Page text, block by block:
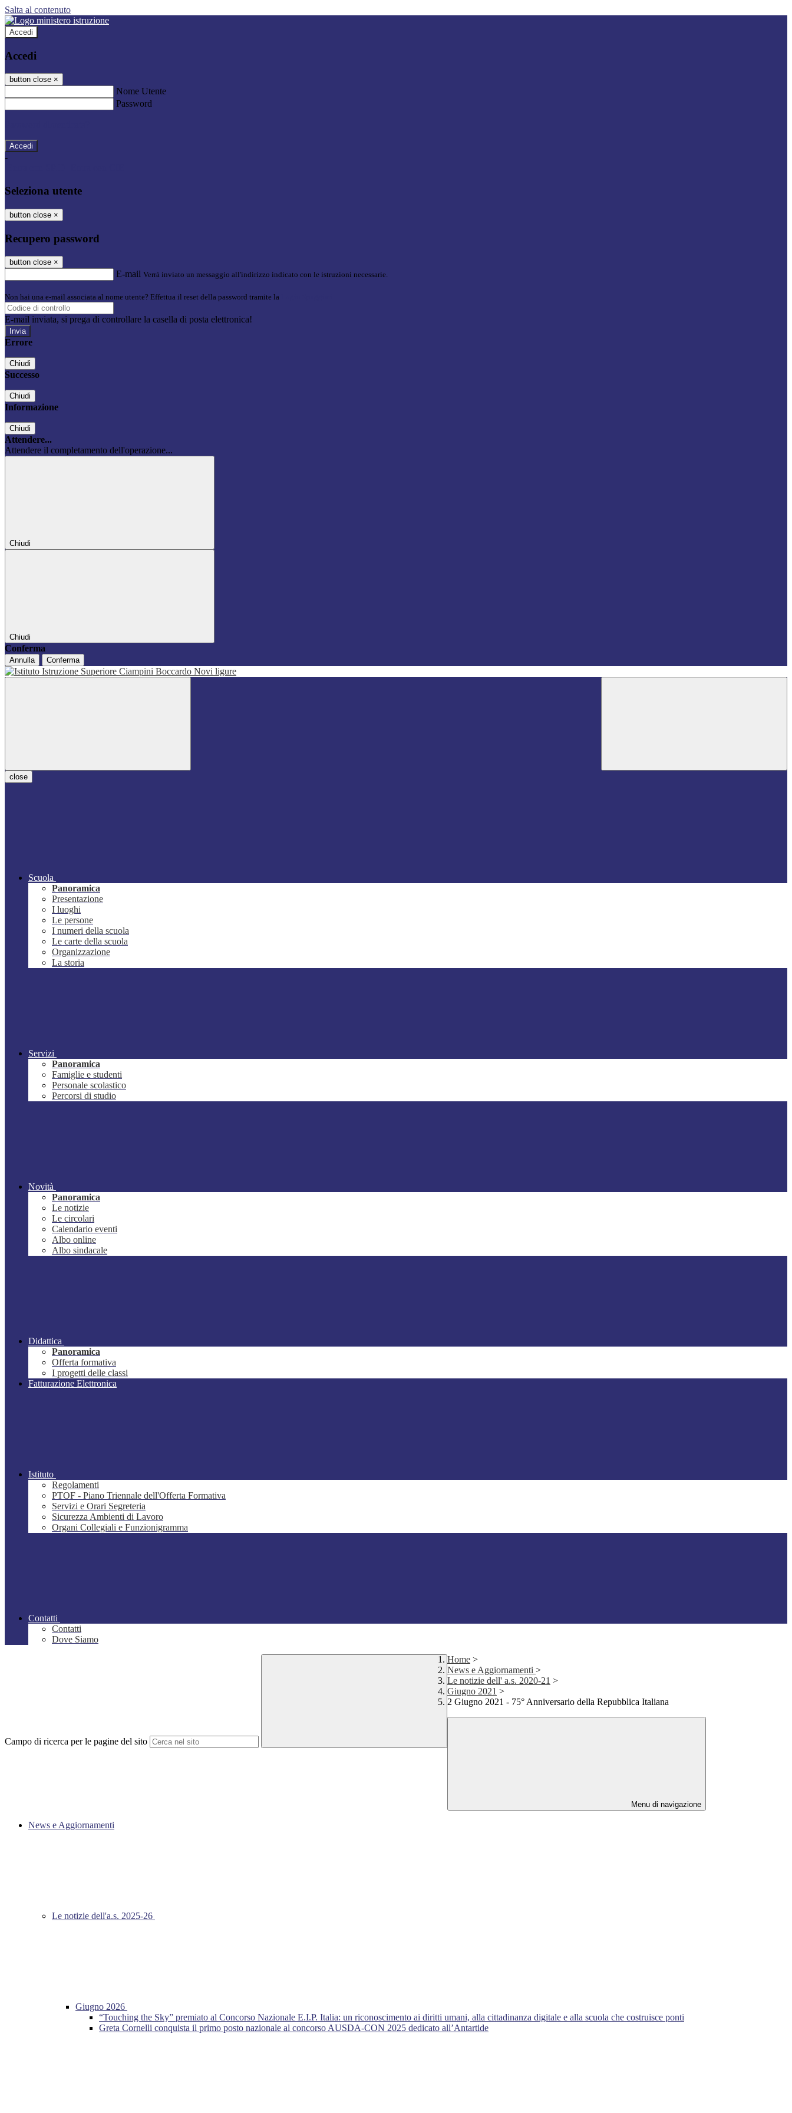
Salta al contenuto
Accedi
Accedi
button close ×
Nome Utente
Password
-
Seleziona utente
button close ×
Recupero password
button close ×
E-mail Verrà inviato un messaggio all'indirizzo indicato con le istruzioni necessarie.
Non hai una e-mail associata al nome utente? Effettua il reset della password tramite la
E-mail inviata, si prega di controllare la casella di posta elettronica!
Errore
Chiudi
Successo
Chiudi
Informazione
Chiudi
Attendere...
Attendere il completamento dell'operazione...
Chiudi
Chiudi
Conferma
Annulla Conferma
close
Scuola
Panoramica
Presentazione
I luoghi
Le persone
I numeri della scuola
Le carte della scuola
Organizzazione
La storia
Servizi
Panoramica
Famiglie e studenti
Personale scolastico
Percorsi di studio
Novità
Panoramica
Le notizie
Le circolari
Calendario eventi
Albo online
Albo sindacale
Didattica
Panoramica
Offerta formativa
I progetti delle classi
Fatturazione Elettronica
Istituto
Regolamenti
PTOF - Piano Triennale dell'Offerta Formativa
Servizi e Orari Segreteria
Sicurezza Ambienti di Lavoro
Organi Collegiali e Funzionigramma
Contatti
Contatti
Dove Siamo
Campo di ricerca per le pagine del sito
Home >
News e Aggiornamenti >
Le notizie dell' a.s. 2020-21 >
Giugno 2021 >
2 Giugno 2021 - 75° Anniversario della Repubblica Italiana
Menu di navigazione
News e Aggiornamenti
Le notizie dell'a.s. 2025-26
Giugno 2026
“Touching the Sky” premiato al Concorso Nazionale E.I.P. Italia: un riconoscimento ai diritti umani, alla cittadinanza digitale e alla scuola che costruisce ponti
Greta Cornelli conquista il primo posto nazionale al concorso AUSDA-CON 2025 dedicato all’Antartide